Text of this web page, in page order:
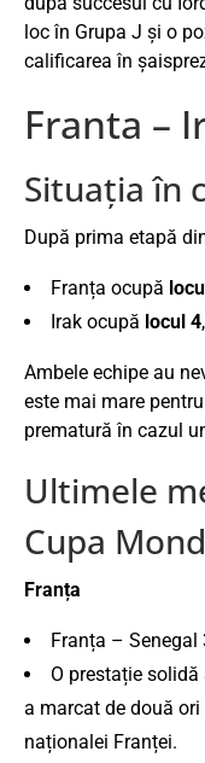
loc în Grupa J și o
calificarea în
Franta –
Situația în
După prima etapă
Franța ocupă
Irak ocupă locul 4
Ambele echipe au
este mai mare
prematură în cazul
Ultimele
Cupa
Franța
Franța – Senegal
O prestație
a marcat de două
naționalei Franței.